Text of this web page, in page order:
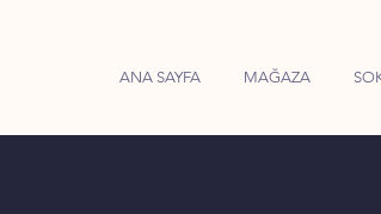
ANA SAYFA MAĞAZA